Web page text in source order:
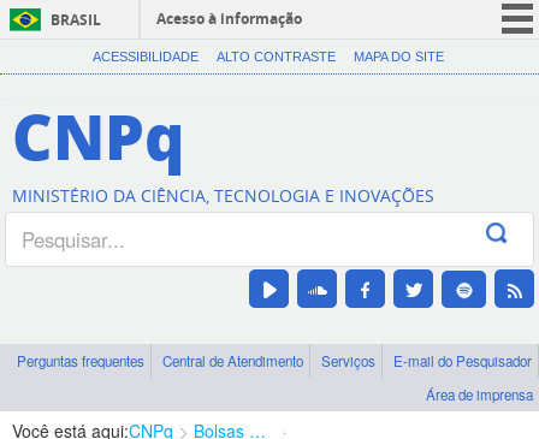
BRASIL
Acesso à informação
CORONAVÍRUS (COVID-19)
Canais
ACESSIBILIDADE ALTO CONTRASTE MAPA DO SITE
CNPq
MINISTÉRIO DA CIÊNCIA, TECNOLOGIA E INOVAÇÕES
Perguntas frequentes Central de Atendimento Serviços
E-mail do Pesquisador
Área de imprensa
Você está aqui:CNPq Bolsas e Auxílios Vigentes